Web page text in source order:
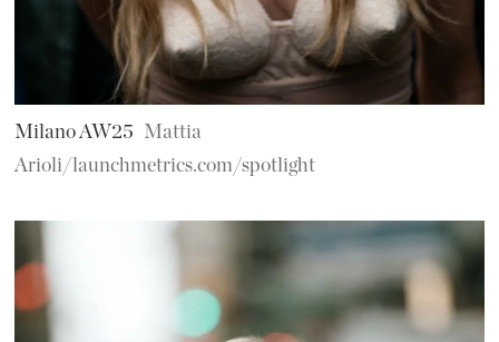
Milano AW25
Mattia
Arioli/launchmetrics.com/spotlight